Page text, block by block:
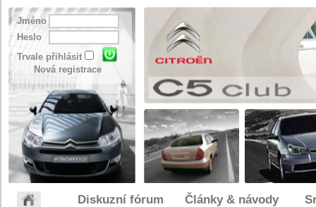
Jméno
Heslo
Trvale přihlásit
Nová registrace
Diskuzní fórum Články & návody